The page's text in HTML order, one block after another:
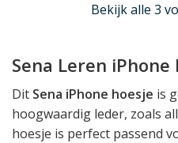
Bekijk alle 3
Sena Leren iPhone
Dit Sena iPhone hoesje is
hoogwaardig leder, zoals
hoesje is perfect passend